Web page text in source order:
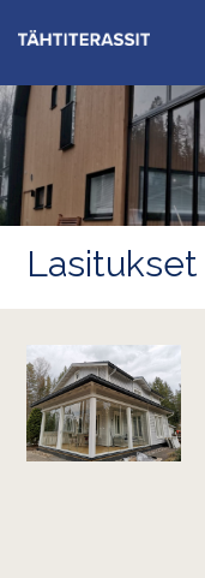
Lasitukset